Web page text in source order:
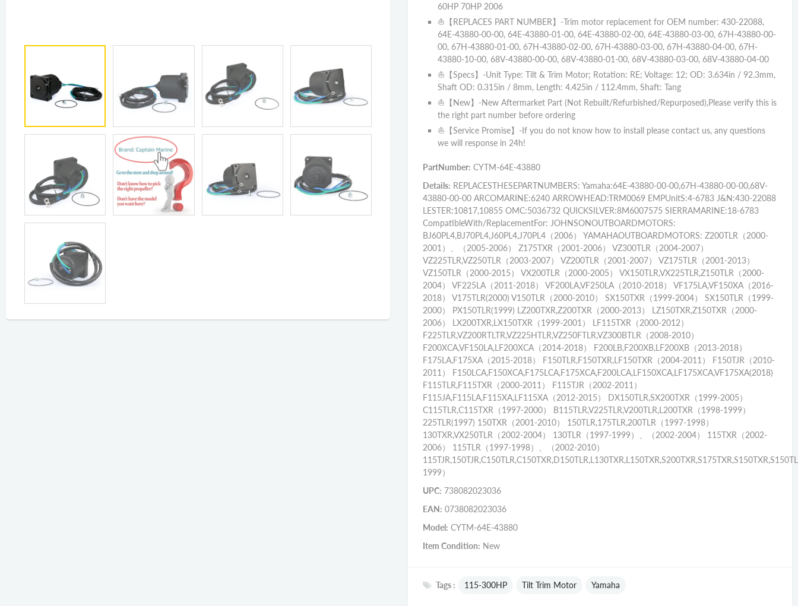
60HP 70HP 2006
⛵【REPLACES PART NUMBER】-Trim motor replacement for OEM number: 430-22088,
64E-43880-00-00, 64E-43880-01-00, 64E-43880-02-00, 64E-43880-03-00, 67H-43880-00-
00, 67H-43880-01-00, 67H-43880-02-00, 67H-43880-03-00, 67H-43880-04-00, 67H-
43880-10-00, 68V-43880-00-00, 68V-43880-01-00, 68V-43880-03-00, 68V-43880-04-00
⛵【Specs】-Unit Type: Tilt & Trim Motor; Rotation: RE; Voltage: 12; OD: 3.634in / 92.3mm,
Shaft OD: 0.315in / 8mm, Length: 4.425in / 112.4mm, Shaft: Tang
⛵【New】-New Aftermarket Part (Not Rebuilt/Refurbished/Repurposed),Please verify this is
the right part number before ordering
⛵【Service Promise】-If you do not know how to install please contact us, any questions
we will response in 24h!
PartNumber: CYTM-64E-43880
Details: REPLACESTHESEPARTNUMBERS: Yamaha:64E-43880-00-00,67H-43880-00-00,68V-
43880-00-00 ARCOMARINE:6240 ARROWHEAD:TRM0069 EMPUnitS:4-6783 J&N:430-22088
LESTER:10817,10855 OMC:5036732 QUICKSILVER:8M6007575 SIERRAMARINE:18-6783
CompatibleWith/ReplacementFor: JOHNSONOUTBOARDMOTORS:
BJ60PL4,BJ70PL4,J60PL4,J70PL4（2006） YAMAHAOUTBOARDMOTORS: Z200TLR（2000-
2001）、（2005-2006） Z175TXR（2001-2006） VZ300TLR（2004-2007）
VZ225TLR,VZ250TLR（2003-2007） VZ200TLR（2001-2007） VZ175TLR（2001-2013）
VZ150TLR（2000-2015） VX200TLR（2000-2005） VX150TLR,VX225TLR,Z150TLR（2000-
2004） VF225LA（2011-2018） VF200LA,VF250LA（2010-2018） VF175LA,VF150XA（2016-
2018） V175TLR(2000) V150TLR（2000-2010） SX150TXR（1999-2004） SX150TLR（1999-
2000） PX150TLR(1999) LZ200TXR,Z200TXR（2000-2013） LZ150TXR,Z150TXR（2000-
2006） LX200TXR,LX150TXR（1999-2001） LF115TXR（2000-2012）
F225TLR,VZ200RTLTR,VZ225HTLR,VZ250FTLR,VZ300BTLR（2008-2010）
F200XCA,VF150LA,LF200XCA（2014-2018） F200LB,F200XB,LF200XB（2013-2018）
F175LA,F175XA（2015-2018） F150TLR,F150TXR,LF150TXR（2004-2011） F150TJR（2010-
2011） F150LCA,F150XCA,F175LCA,F175XCA,F200LCA,LF150XCA,LF175XCA,VF175XA(2018)
F115TLR,F115TXR（2000-2011） F115TJR（2002-2011）
F115JA,F115LA,F115XA,LF115XA（2012-2015） DX150TLR,SX200TXR（1999-2005）
C115TLR,C115TXR（1997-2000） B115TLR,V225TLR,V200TLR,L200TXR（1998-1999）
225TLR(1997) 150TXR（2001-2010） 150TLR,175TLR,200TLR（1997-1998）
130TXR,VX250TLR（2002-2004） 130TLR（1997-1999）、（2002-2004） 115TXR（2002-
2006） 115TLR（1997-1998）、（2002-2010）
1999）
UPC: 738082023036
EAN: 0738082023036
Model: CYTM-64E-43880
Item Condition: New
Tags : 115-300HP Tilt Trim Motor Yamaha